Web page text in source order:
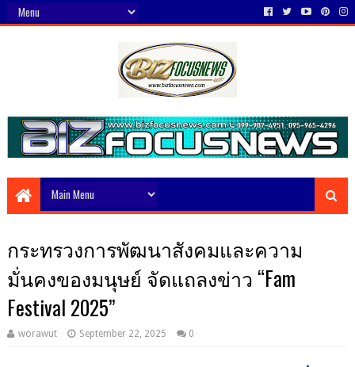
กระทรวงการพัฒนาสังคมและความ
มั่นคงของมนุษย์ จัดแถลงข่าว “Fam
Festival 2025”
worawut September 22, 2025 0